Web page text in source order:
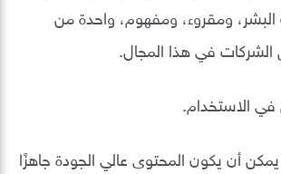
البشر، ومقروء، ومفهوم، واحدة من
في هذا المجال.
الاستخدام.
أن يكون المحتوى عالي الجودة جاهزًا